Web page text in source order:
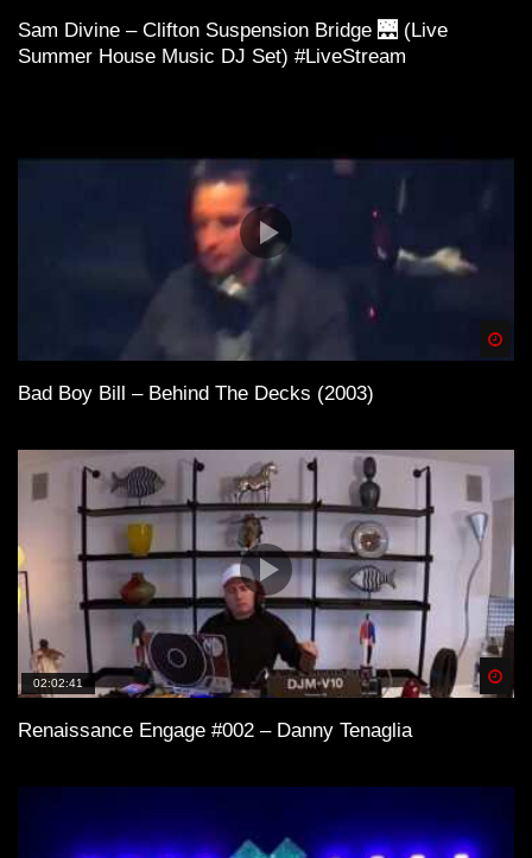
Sam Divine – Clifton Suspension Bridge 🌉 (Live
Summer House Music DJ Set) #LiveStream
Bad Boy Bill – Behind The Decks (2003)
02:02:41
Renaissance Engage #002 – Danny Tenaglia